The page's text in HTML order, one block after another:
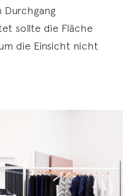
sollte die Fläche
die Einsicht nicht